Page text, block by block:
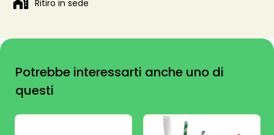
Ritiro in sede
Potrebbe interessarti anche uno di
questi